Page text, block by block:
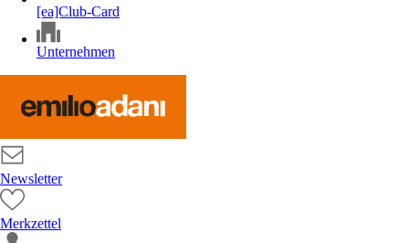
[ea]Club-Card
Unternehmen
Newsletter
Merkzettel